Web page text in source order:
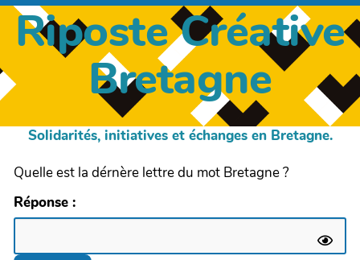
Riposte Créative
Bretagne
Solidarités, initiatives et échanges en Bretagne.
Quelle est la dérnère lettre du mot Bretagne ?
Réponse :